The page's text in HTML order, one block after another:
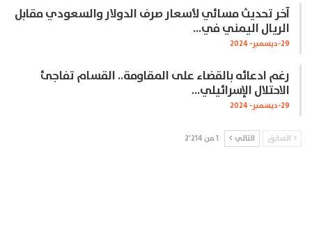
آخر تحديث مسائي لأسعار صرف الدولار والسعودي مقابل
الريال اليمني في…
29-ديسمبر- 2024
رغم ادعائه بالقضاء على المقاومة.. القسام تفاجئ
الاحتلال الإسرائيلي…
29-ديسمبر- 2024
السابق التالي 1 من 2٬214